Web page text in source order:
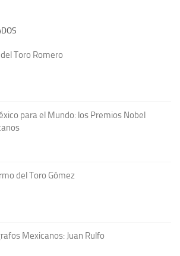
del Toro Romero
para el Mundo: los Premios Nobel
del Toro Gómez
Mexicanos: Juan Rulfo